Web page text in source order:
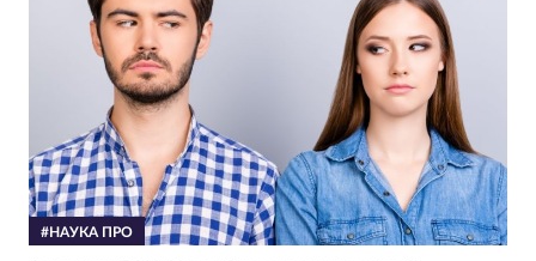
#НАУКА ПРО